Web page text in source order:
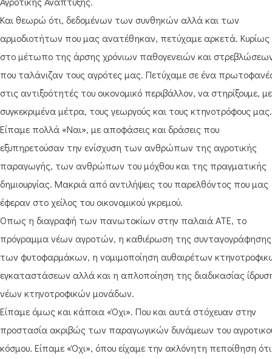
Και θεωρώ ότι, δεδομένων των συνθηκών αλλά και των
αρμοδιοτήτων που μας ανατέθηκαν, πετύχαμε αρκετά. Κυρίως
στο μέτωπο της άρσης χρόνιων παθογενειών και
που ταλάνιζαν τους αγρότες μας. Πετύχαμε σε ένα
στις αντιξοότητές του οικονομικό περιβάλλον, να στηρίξουμε, με
συγκεκριμένα μέτρα, τους γεωργούς και τους κτηνοτρόφους μας.
Είπαμε πολλά «Ναι», με αποφάσεις και δράσεις που
εξυπηρετούσαν την ενίσχυση των ανθρώπων της αγροτικής
παραγωγής, των ανθρώπων του μόχθου και της πραγματικής
δημιουργίας. Μακριά από αντιλήψεις του παρελθόντος που μας
έφεραν στο χείλος του οικονομικού γκρεμού.
Όπως η διαγραφή των πανωτοκίων στην παλαιά ΑΤΕ, το
πρόγραμμα νέων αγροτών, η καθιέρωση της συνταγογράφησης
των φυτοφαρμάκων, η νομιμοποίηση αυθαιρέτων
εγκαταστάσεων αλλά και η απλοποίηση της διαδικασίας
νέων κτηνοτροφικών μονάδων.
Είπαμε όμως και κάποια «Όχι». Που και αυτά στόχευαν στην
προστασία ακριβώς των παραγωγικών δυνάμεων του
κόσμου. Είπαμε «Όχι», όπου είχαμε την ακλόνητη πεποίθηση ότι